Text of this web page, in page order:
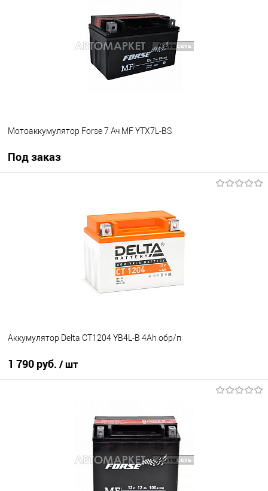
Под заказ
Мотоаккумулятор Forse 7 Ач MF YTX7L-BS
Под заказ
Под заказ
Аккумулятор Delta CT1204 YB4L-B 4Ah обр/п
1 790 руб. / шт
В наличии